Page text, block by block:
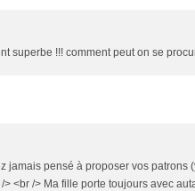
superbe !!! comment peut on se
jamais pensé à proposer vos patrons
> <br /> Ma fille porte toujours avec